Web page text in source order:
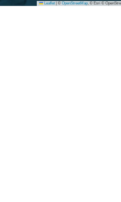
Leaflet © OpenStreetMap, © Esri ©